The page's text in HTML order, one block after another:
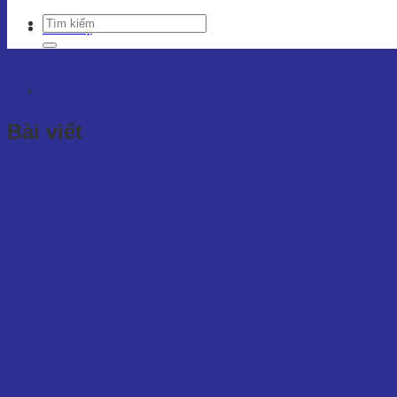
Liên hệ
Nội dung có thẻ
Bài viết